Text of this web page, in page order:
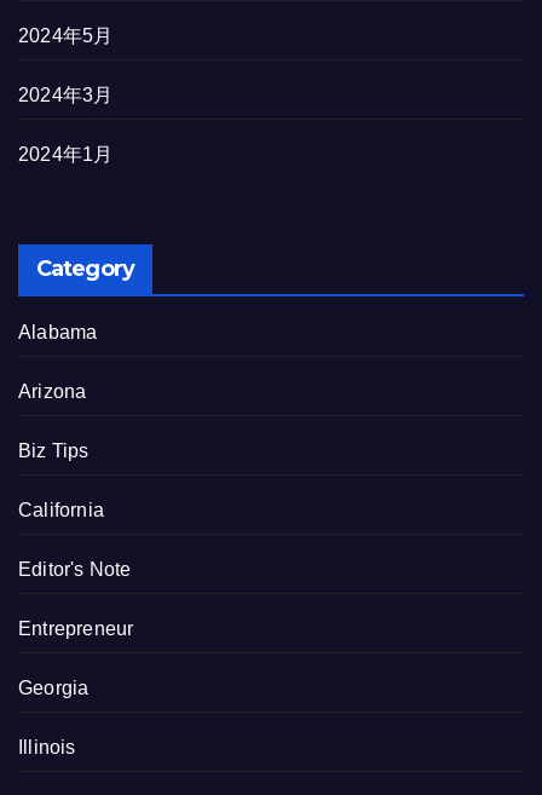
2024年5月
2024年3月
2024年1月
Category
Alabama
Arizona
Biz Tips
California
Editor's Note
Entrepreneur
Georgia
Illinois